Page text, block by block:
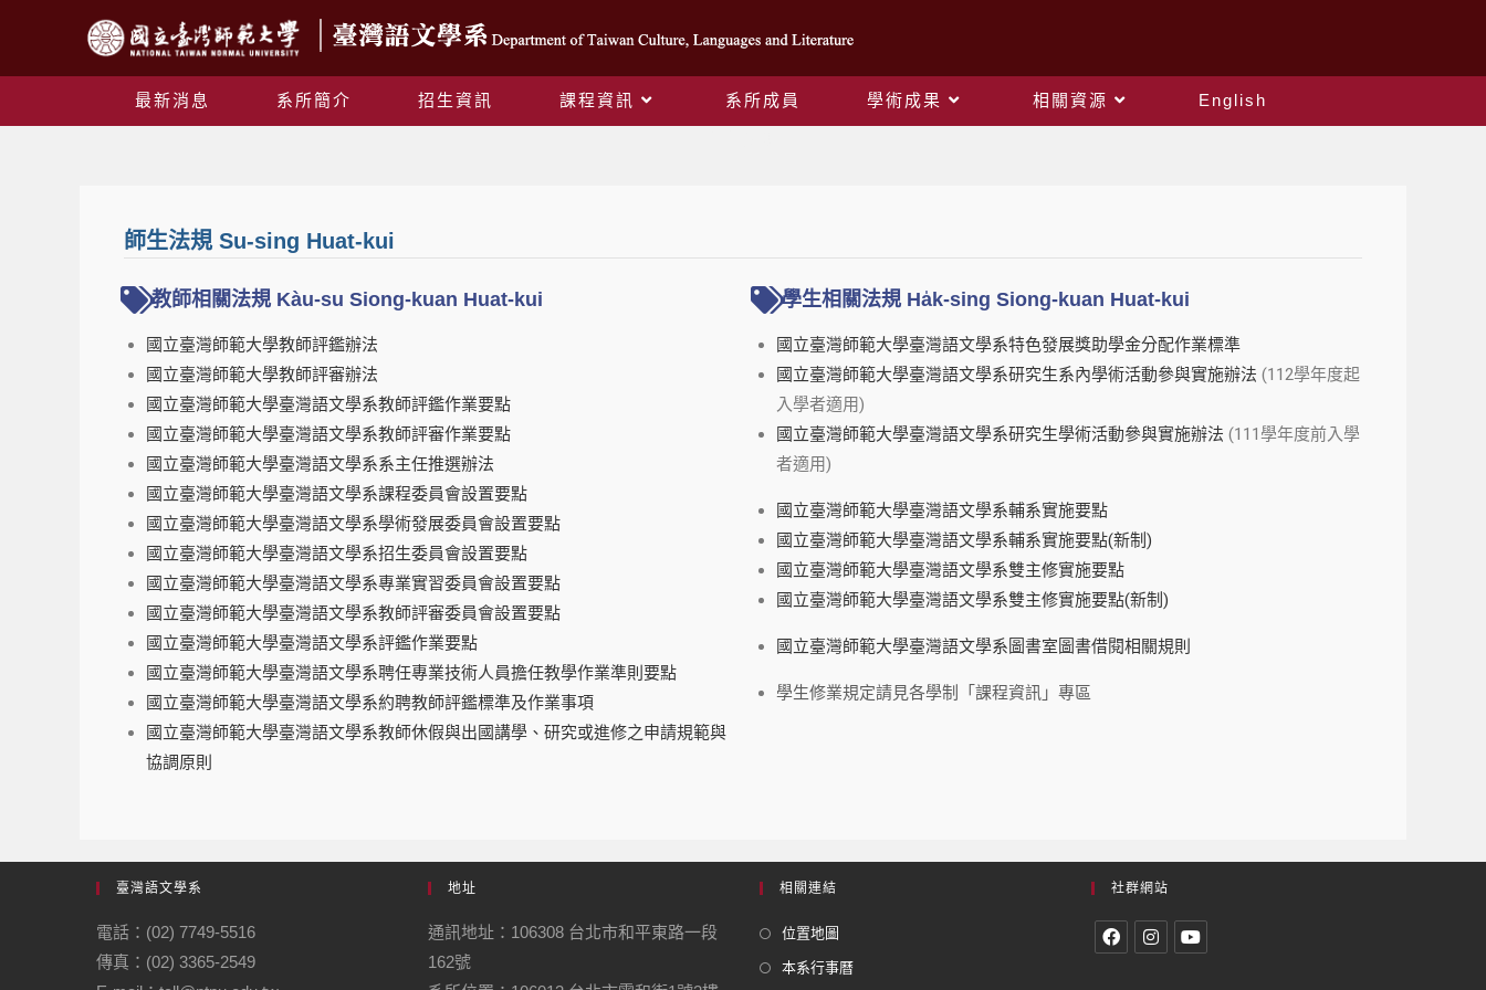
最新消息 系所簡介 招生資訊 課程資訊 系所成員 學術成果 相關資源 English
師生法規 Su-sing Huat-kui
教師相關法規 Kàu-su Siong-kuan Huat-kui
國立臺灣師範大學教師評鑑辦法
國立臺灣師範大學教師評審辦法
國立臺灣師範大學臺灣語文學系教師評鑑作業要點
國立臺灣師範大學臺灣語文學系教師評審作業要點
國立臺灣師範大學臺灣語文學系系主任推選辦法
國立臺灣師範大學臺灣語文學系課程委員會設置要點
國立臺灣師範大學臺灣語文學系學術發展委員會設置要點
國立臺灣師範大學臺灣語文學系招生委員會設置要點
國立臺灣師範大學臺灣語文學系專業實習委員會設置要點
國立臺灣師範大學臺灣語文學系教師評審委員會設置要點
國立臺灣師範大學臺灣語文學系評鑑作業要點
國立臺灣師範大學臺灣語文學系聘任專業技術人員擔任教學作業準則要點
國立臺灣師範大學臺灣語文學系約聘教師評鑑標準及作業事項
國立臺灣師範大學臺灣語文學系教師休假與出國講學、研究或進修之申請規範與
協調原則
學生相關法規 Ha̍k-sing Siong-kuan Huat-kui
國立臺灣師範大學臺灣語文學系特色發展獎助學金分配作業標準
國立臺灣師範大學臺灣語文學系研究生系內學術活動參與實施辦法 (112學年度起
入學者適用)
國立臺灣師範大學臺灣語文學系研究生學術活動參與實施辦法 (111學年度前入學
者適用)
國立臺灣師範大學臺灣語文學系輔系實施要點
國立臺灣師範大學臺灣語文學系輔系實施要點(新制)
國立臺灣師範大學臺灣語文學系雙主修實施要點
國立臺灣師範大學臺灣語文學系雙主修實施要點(新制)
國立臺灣師範大學臺灣語文學系圖書室圖書借閱相關規則
學生修業規定請見各學制「課程資訊」專區
臺灣語文學系
電話：(02) 7749-5516
傳真：(02) 3365-2549
地址
通訊地址：106308 台北市和平東路一段
162號
相關連結
位置地圖
本系行事曆
社群網站